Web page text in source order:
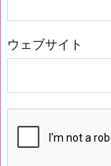
ウェブサイト